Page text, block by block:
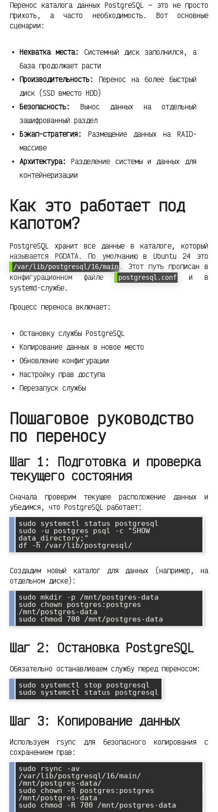
Перенос каталога данных PostgreSQL — это не просто
прихоть, а часто необходимость. Вот основные
сценарии:
Нехватка места:
Системный диск заполнился, а
база продолжает расти
Производительность:
Перенос на более быстрый
диск (SSD вместо HDD)
Безопасность:
Вынос данных на отдельный
зашифрованный раздел
Бэкап-стратегия:
Размещение данных на RAID-
массиве
Архитектура:
Разделение системы и данных для
контейнеризации
Как это работает под
капотом?
PostgreSQL хранит все данные в каталоге, который
называется PGDATA. По умолчанию в Ubuntu 24 это
/var/lib/postgresql/16/main . Этот путь прописан в
конфигурационном файле
postgresql.conf
и в
systemd-службе.
Процесс переноса включает:
Остановку службы PostgreSQL
Копирование данных в новое место
Обновление конфигурации
Настройку прав доступа
Перезапуск службы
Пошаговое руководство
по переносу
Шаг 1: Подготовка и проверка
текущего состояния
Сначала проверим текущее расположение данных и
убедимся, что PostgreSQL работает:
sudo systemctl status postgresql
sudo -u postgres psql -c "SHOW
data_directory;"
Создадим новый каталог для данных (например, на
отдельном диске):
sudo mkdir -p /mnt/postgres-data
sudo chown postgres:postgres
/mnt/postgres-data
Шаг 2: Остановка PostgreSQL
Обязательно останавливаем службу перед переносом:
sudo systemctl stop postgresql
Шаг 3: Копирование данных
Используем rsync для безопасного копирования с
сохранением прав:
sudo rsync -av
/var/lib/postgresql/16/main/
/mnt/postgres-data/
sudo chown -R postgres:postgres
/mnt/postgres-data